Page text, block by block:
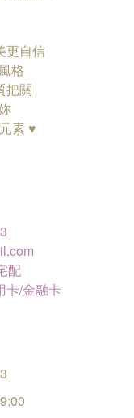
更自信
格
把關
素 ♥
配
卡/金融卡